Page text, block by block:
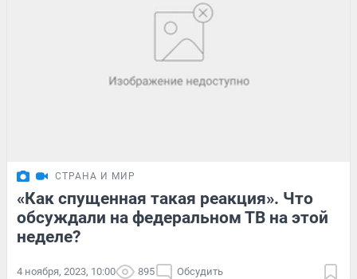
СТРАНА И МИР
«Как спущенная такая реакция». Что
обсуждали на федеральном ТВ на этой
неделе?
4 ноября, 2023, 10:00 895 Обсудить